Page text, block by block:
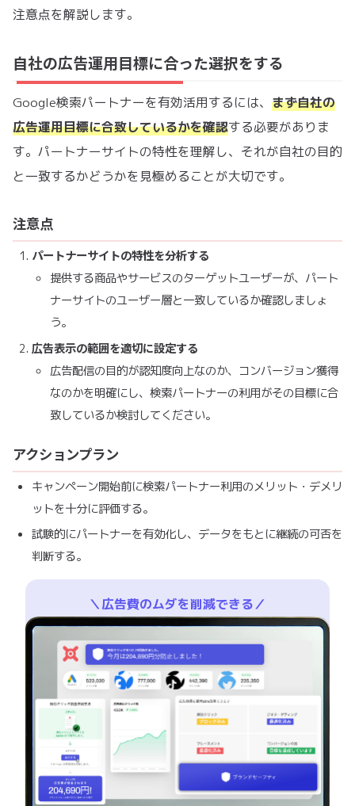
注意点を解説します。
自社の広告運用目標に合った選択をする
Google検索パートナーを有効活用するには、 まず自社の
広告運用目標に合致しているかを確認する必要がありま
す。パートナーサイトの特性を理解し、それが自社の目的
と一致するかどうかを見極めることが大切です。
注意点
パートナーサイトの特性を分析する
提供する商品やサービスのターゲットユーザーが、パート
ナーサイトのユーザー層と一致しているか確認しましょ
う。
広告表示の範囲を適切に設定する
広告配信の目的が認知度向上なのか、コンバージョン獲得
なのかを明確にし、検索パートナーの利用がその目標に合
致しているか検討してください。
アクションプラン
キャンペーン開始前に検索パートナー利用のメリット・デメリ
ットを十分に評価する。
試験的にパートナーを有効化し、データをもとに継続の可否を
判断する。
＼広告費のムダを削減できる／